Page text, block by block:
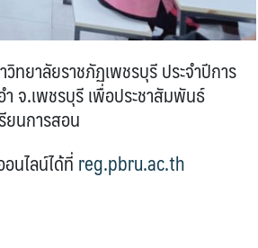
ยาลัยราชภัฏเพชรบุรี ประจำปีการ
จ.เพชรบุรี เพื่อประชาสัมพันธ์
ยนการสอน
นไลน์ได้ที่reg.pbru.ac.th